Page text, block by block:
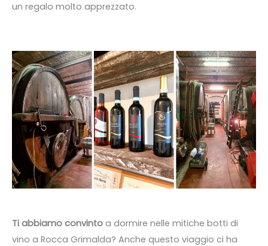
un regalo molto apprezzato.
Ti abbiamo convinto a dormire nelle mitiche botti di
vino a Rocca Grimalda? Anche questo viaggio ci ha